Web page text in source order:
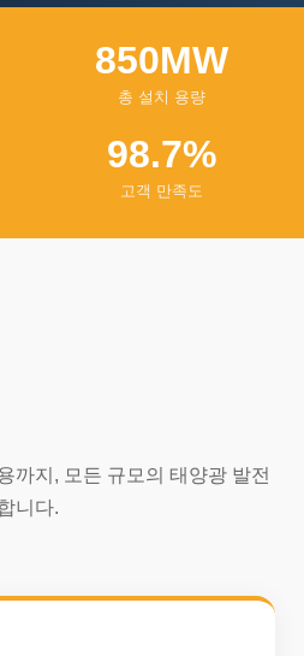
850MW
총 설치 용량
98.7%
고객 만족도
까지, 모든 규모의 태양광 발전
니다.